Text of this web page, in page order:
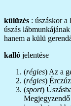
külüzés : úszáskor a
úszás
hanem a külü
kalló jelentése
(régies) Az a
(régies)
(sport)